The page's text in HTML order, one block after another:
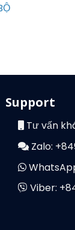
Support
Tư vấn
Zalo:
Viber: